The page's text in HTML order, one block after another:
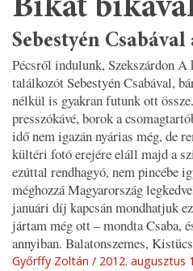
Bikát
Sebestyén
Pécsről indulunk, Szekszárdon A
találkozót Sebestyén Csabával,
nélkül is gyakran futunk ott
presszókávé, borok a
idő nem igazán nyárias még, de
kültéri fotó erejére eláll majd a
ezúttal rendhagyó, nem pincébe
méghozzá Magyarország
januári díj kapcsán mondhatjuk
jártam még ott – mondta Csaba,
annyiban. Balatonszemes,
Győrffy Zoltán 2012. augusztus